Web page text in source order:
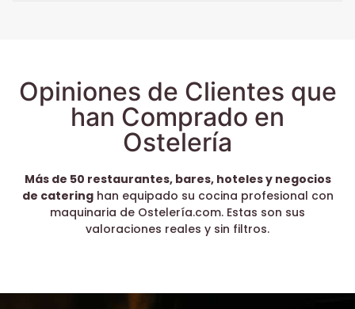
Opiniones de Clientes que
han Comprado en
Ostelería
Más de 50 restaurantes, bares, hoteles y negocios
de cateringhan equipado su cocina profesional con
maquinaria de Ostelería.com. Estas son sus
valoraciones reales y sin filtros.